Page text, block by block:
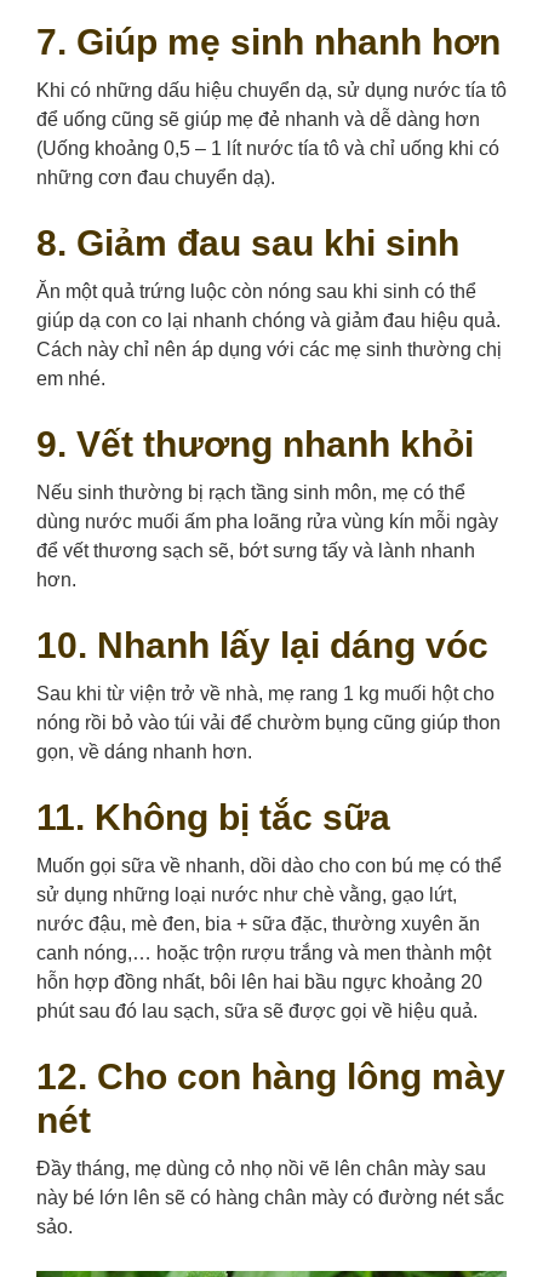
7. Giúp mẹ sinh nhanh hơn
Khi có những dấu hiệu chuyển dạ, sử dụng nước tía tô
để uống cũng sẽ giúp mẹ đẻ nhanh và dễ dàng hơn
(Uống khoảng 0,5 – 1 lít nước tía tô và chỉ uống khi có
những cơn đau chuyển dạ).
8. Giảm đau sau khi sinh
Ăn một quả trứng luộc còn nóng sau khi sinh có thể
giúp dạ con co lại nhanh chóng và giảm đau hiệu quả.
Cách này chỉ nên áp dụng với các mẹ sinh thường chị
em nhé.
9. Vết thương nhanh khỏi
Nếu sinh thường bị rạch tầng sinh môn, mẹ có thể
dùng nước muối ấm pha loãng rửa vùng kín mỗi ngày
để vết thương sạch sẽ, bớt sưng tấy và lành nhanh
hơn.
10. Nhanh lấy lại dáng vóc
Sau khi từ viện trở về nhà, mẹ rang 1 kg muối hột cho
nóng rồi bỏ vào túi vải để chườm bụng cũng giúp thon
gọn, về dáng nhanh hơn.
11. Không bị tắc sữa
Muốn gọi sữa về nhanh, dồi dào cho con bú mẹ có thể
sử dụng những loại nước như chè vằng, gạo lứt,
nước đậu, mè đen, bia + sữa đặc, thường xuyên ăn
canh nóng,… hoặc trộn rượu trắng và men thành một
hỗn hợp đồng nhất, bôi lên hai bầu пɡựс khoảng 20
phút sau đó lau sạch, sữa sẽ được gọi về hiệu quả.
12. Cho con hàng lông mày
nét
Đầy tháng, mẹ dùng cỏ nhọ nồi vẽ lên chân mày sau
này bé lớn lên sẽ có hàng chân mày có đường nét sắc
sảo.